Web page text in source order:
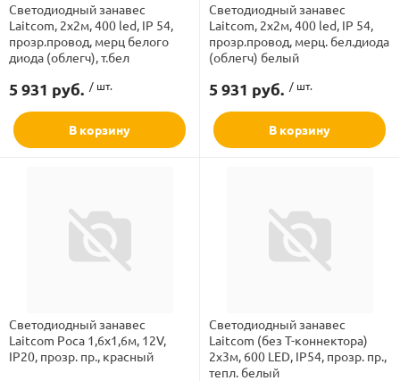
Светодиодный занавес
Laitcom, 2x2м, 400 led, IP 54,
прозр.провод, мерц белого
диода (облегч), т.бел
5 931 руб. / шт.
В корзину
Светодиодный занавес
Laitcom, 2x2м, 400 led, IP 54,
прозр.провод, мерц. бел.диода
(облегч) белый
5 931 руб. / шт.
В корзину
Светодиодный занавес
Laitcom Роса 1,6x1,6м, 12V,
IP20, прозр. пр., красный
Светодиодный занавес
Laitcom (без Т-коннектора)
2x3м, 600 LED, IP54, прозр. пр.,
тепл. белый